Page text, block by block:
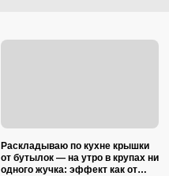
Раскладываю по кухне крышки
от бутылок — на утро в крупах ни
одного жучка: эффект как от